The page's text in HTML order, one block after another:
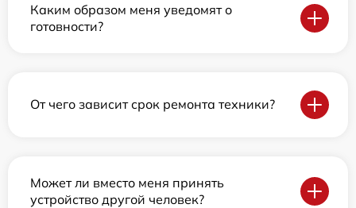
Каким образом меня уведомят о
готовности?
От чего зависит срок ремонта техники?
Может ли вместо меня принять
устройство другой человек?